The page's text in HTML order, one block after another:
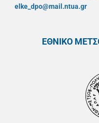
elke_dpo@mail.ntua.gr
ΕΘΝΙΚΟ